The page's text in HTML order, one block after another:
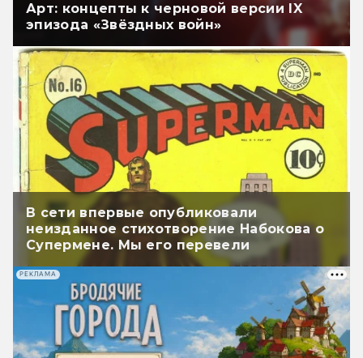
Арт: концепты к черновой версии IX
эпизода «Звёздных войн»
В сети впервые опубликовали
неизданное стихотворение Набокова о
Супермене. Мы его перевели
РЕКЛАМА